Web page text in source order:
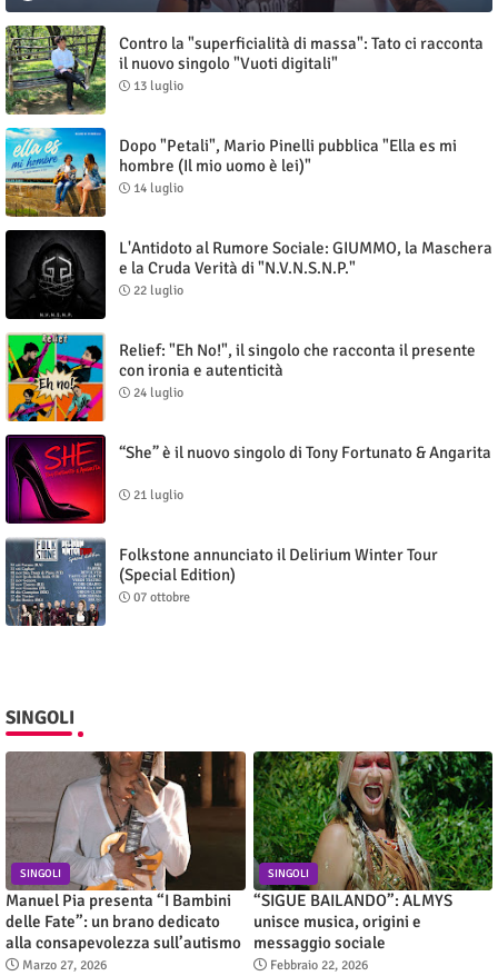
Contro la "superficialità di massa": Tato ci racconta
il nuovo singolo "Vuoti digitali"
13 luglio
Dopo "Petali", Mario Pinelli pubblica "Ella es mi
hombre (Il mio uomo è lei)"
14 luglio
L'Antidoto al Rumore Sociale: GIUMMO, la Maschera
e la Cruda Verità di "N.V.N.S.N.P."
22 luglio
Relief: "Eh No!", il singolo che racconta il presente
con ironia e autenticità
24 luglio
“She” è il nuovo singolo di Tony Fortunato & Angarita
21 luglio
Folkstone annunciato il Delirium Winter Tour
(Special Edition)
07 ottobre
SINGOLI
SINGOLI
Manuel Pia presenta “I Bambini
delle Fate”: un brano dedicato
alla consapevolezza sull’autismo
Marzo 27, 2026
SINGOLI
“SIGUE BAILANDO”: ALMYS
unisce musica, origini e
messaggio sociale
Febbraio 22, 2026